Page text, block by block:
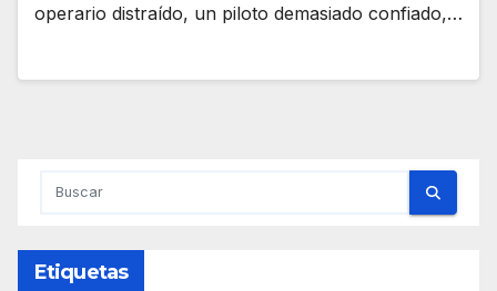
operario distraído, un piloto demasiado confiado,…
Etiquetas